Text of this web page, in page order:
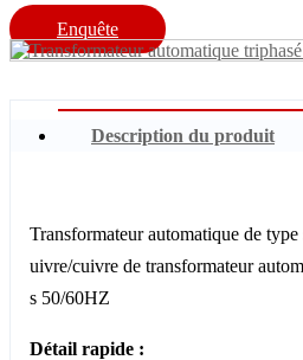
Enquête
Description du produit
Transformateur automatique de
uivre/cuivre de transformateur
s 50/60HZ
Détail rapide :